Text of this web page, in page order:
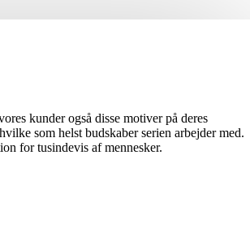
kunder også disse motiver på deres
som helst budskaber serien arbejder med.
for tusindevis af mennesker.